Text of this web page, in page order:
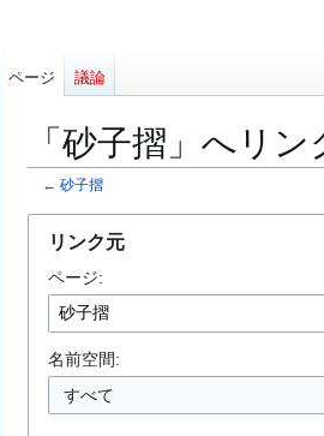
「砂子摺」へリ
← 砂子摺
リンク元
ページ:
名前空間:
すべて
ページ 議論